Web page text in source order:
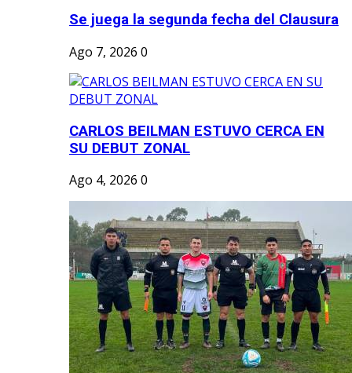
Se juega la segunda fecha del Clausura
Ago 7, 2026 0
CARLOS BEILMAN ESTUVO CERCA EN
SU DEBUT ZONAL
Ago 4, 2026 0